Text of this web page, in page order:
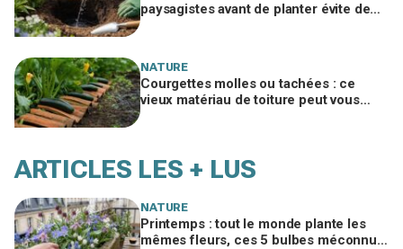
paysagistes avant de planter évite de
NATURE
Courgettes molles ou tachées : ce
vieux matériau de toiture peut vous
ARTICLES LES + LUS
NATURE
Printemps : tout le monde plante les
mêmes fleurs, ces 5 bulbes méconnus